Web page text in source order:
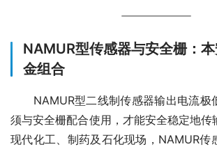
NAMUR型传感器与安全栅：
金组合
NAMUR型二线制传感器输出电流极低
须与安全栅配合使用，才能安全稳定地传
现代化工、制药及石化现场，NAMUR传